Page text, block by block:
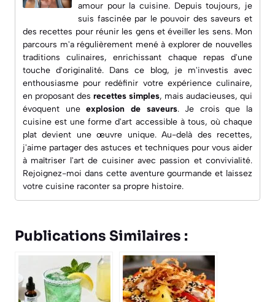
amour pour la cuisine. Depuis toujours, je
suis fascinée par le pouvoir des saveurs et
des recettes pour réunir les gens et éveiller les sens. Mon
parcours m'a régulièrement mené à explorer de nouvelles
traditions culinaires, enrichissant chaque repas d'une
touche d'originalité. Dans ce blog, je m'investis avec
enthousiasme pour redéfinir votre expérience culinaire,
en proposant des recettes simples, mais audacieuses, qui
évoquent uneexplosion de saveurs. Je crois que la
cuisine est une forme d'art accessible à tous, où chaque
plat devient une œuvre unique. Au-delà des recettes,
j'aime partager des astuces et techniques pour vous aider
à maîtriser l'art de cuisiner avec passion et convivialité.
Rejoignez-moi dans cette aventure gourmande et laissez
votre cuisine raconter sa propre histoire.
Publications Similaires :